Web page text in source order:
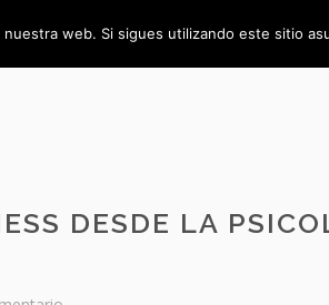
DESDE LA
web. Si sigues utilizando este sitio